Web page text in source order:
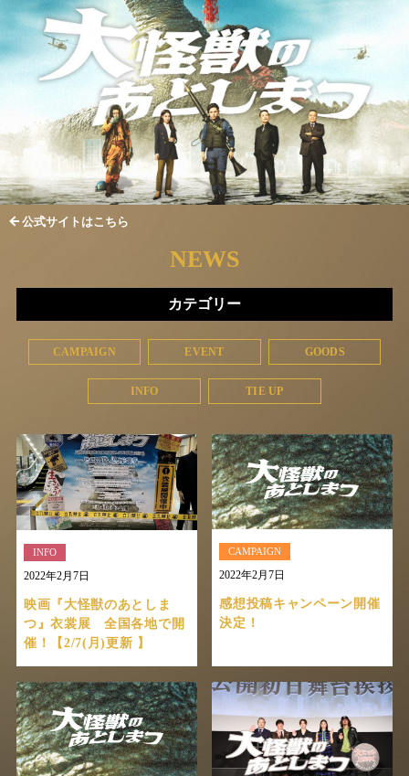
公式サイトはこちら
NEWS
カテゴリー
CAMPAIGN EVENT GOODS
INFO TIE UP
2022年2月7日
INFO
映画『大怪獣のあとしま
つ』衣裳展 全国各地で開
催！【2/7(月)更新 】
2022年2月7日
CAMPAIGN
感想投稿キャンペーン開催
決定！